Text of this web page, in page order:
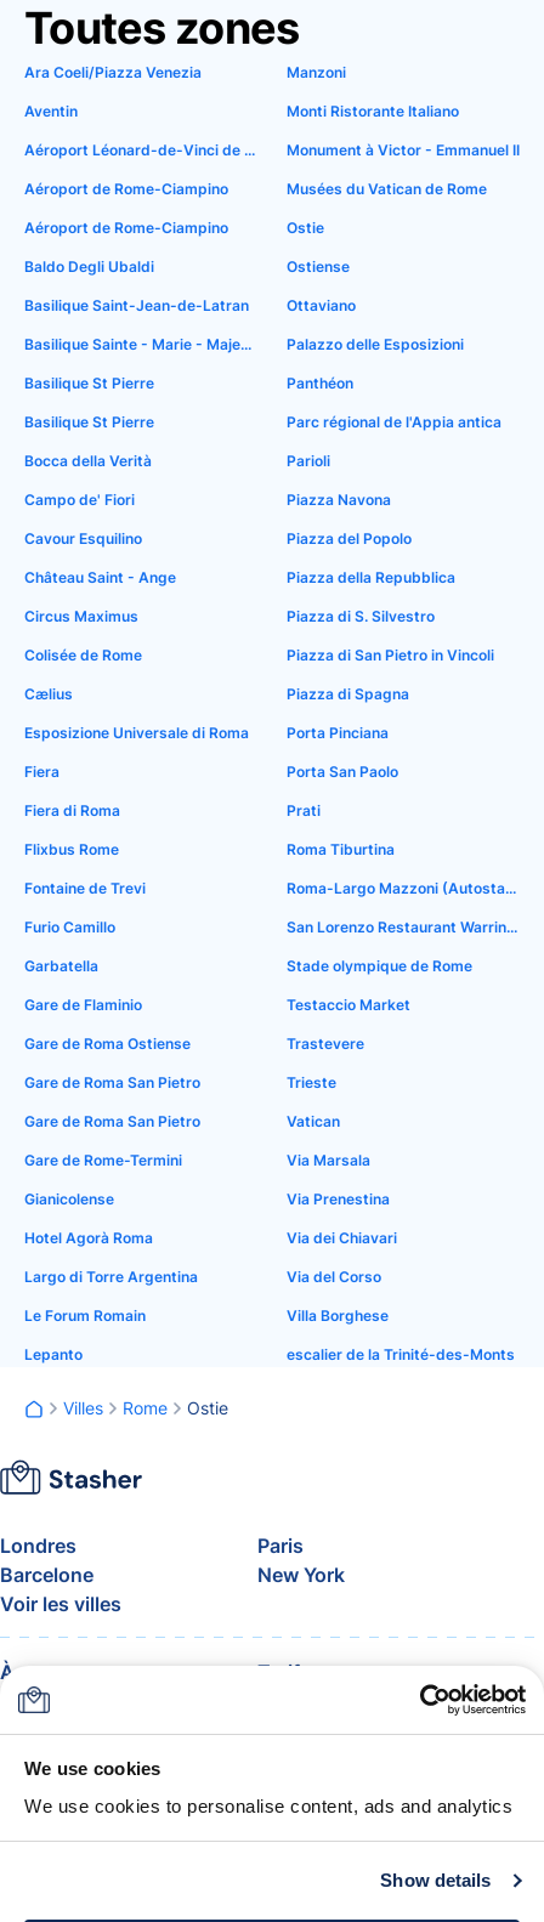
We use cookies
We use cookies to personalise content, ads and analytics
Show details
Toutes zones
Ara Coeli/Piazza Venezia
Aventin
Aéroport Léonard-de-Vinci de Rome Fiumicino
Aéroport de Rome-Ciampino
Aéroport de Rome-Ciampino
Baldo Degli Ubaldi
Basilique Saint-Jean-de-Latran
Basilique Sainte - Marie - Majeure
Basilique St Pierre
Basilique St Pierre
Bocca della Verità
Campo de' Fiori
Cavour Esquilino
Château Saint - Ange
Circus Maximus
Colisée de Rome
Cælius
Esposizione Universale di Roma
Fiera
Fiera di Roma
Flixbus Rome
Fontaine de Trevi
Furio Camillo
Garbatella
Gare de Flaminio
Gare de Roma Ostiense
Gare de Roma San Pietro
Gare de Roma San Pietro
Gare de Rome-Termini
Gianicolense
Hotel Agorà Roma
Largo di Torre Argentina
Le Forum Romain
Lepanto
Manzoni
Monti Ristorante Italiano
Monument à Victor - Emmanuel II
Musées du Vatican de Rome
Ostie
Ostiense
Ottaviano
Palazzo delle Esposizioni
Panthéon
Parc régional de l'Appia antica
Parioli
Piazza Navona
Piazza del Popolo
Piazza della Repubblica
Piazza di S. Silvestro
Piazza di San Pietro in Vincoli
Piazza di Spagna
Porta Pinciana
Porta San Paolo
Prati
Roma Tiburtina
Roma-Largo Mazzoni (Autostaz.Tiburtina)
San Lorenzo Restaurant Warrington
Stade olympique de Rome
Testaccio Market
Trastevere
Trieste
Vatican
Via Marsala
Via Prenestina
Via dei Chiavari
Via del Corso
Villa Borghese
escalier de la Trinité-des-Monts
Villes Rome Ostie
Londres
Paris
Barcelone
New York
Voir les villes
À propos
Tarifs
FAQ
Blog
Rejoignez le programme
avion
La garantie Stasher
Conditions générales
Obtenir l’app